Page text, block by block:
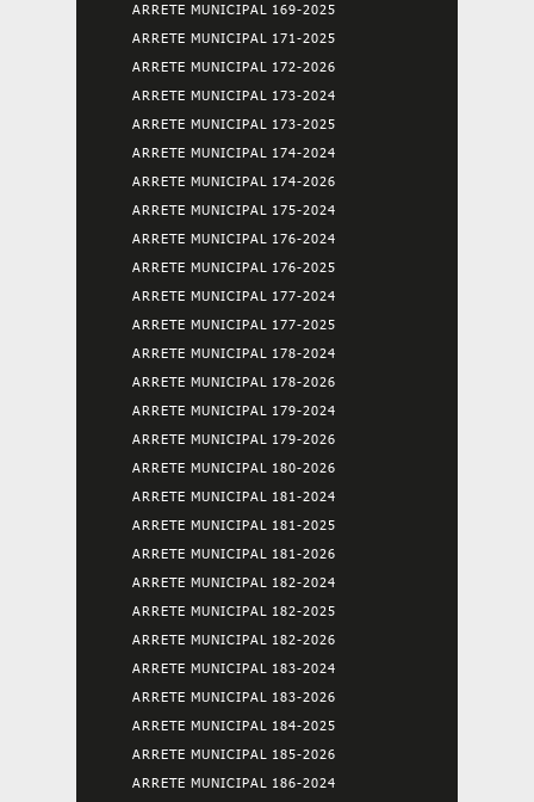
ARRETE MUNICIPAL 169-2025
ARRETE MUNICIPAL 171-2025
ARRETE MUNICIPAL 172-2026
ARRETE MUNICIPAL 173-2024
ARRETE MUNICIPAL 173-2025
ARRETE MUNICIPAL 174-2024
ARRETE MUNICIPAL 174-2026
ARRETE MUNICIPAL 175-2024
ARRETE MUNICIPAL 176-2024
ARRETE MUNICIPAL 176-2025
ARRETE MUNICIPAL 177-2024
ARRETE MUNICIPAL 177-2025
ARRETE MUNICIPAL 178-2024
ARRETE MUNICIPAL 178-2026
ARRETE MUNICIPAL 179-2024
ARRETE MUNICIPAL 179-2026
ARRETE MUNICIPAL 180-2026
ARRETE MUNICIPAL 181-2024
ARRETE MUNICIPAL 181-2025
ARRETE MUNICIPAL 181-2026
ARRETE MUNICIPAL 182-2024
ARRETE MUNICIPAL 182-2025
ARRETE MUNICIPAL 182-2026
ARRETE MUNICIPAL 183-2024
ARRETE MUNICIPAL 183-2026
ARRETE MUNICIPAL 184-2025
ARRETE MUNICIPAL 185-2026
ARRETE MUNICIPAL 186-2024